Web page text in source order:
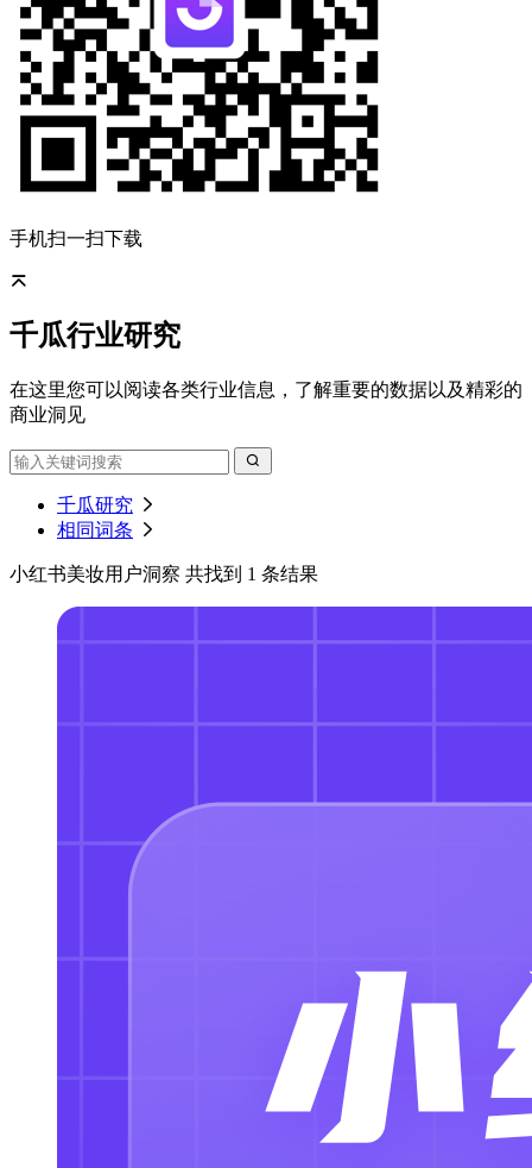
手机扫一扫下载
千瓜行业研究
在这里您可以阅读各类行业信息，了解重要的数据以及精彩的
商业洞见
千瓜研究
相同词条
小红书美妆用户洞察 共找到 1 条结果